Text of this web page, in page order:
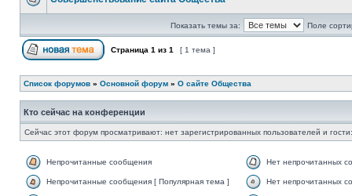
Показать темы за: Поле
Страница 1 из 1 [ 1 тема ]
Список форумов » Основной форум » О сайте Общества
Кто сейчас на конференции
Сейчас этот форум просматривают: нет зарегистрированных пользователей и
Непрочитанные сообщения Нет непрочитанных
Непрочитанные сообщения [ Популярная тема ] Нет непрочитанных